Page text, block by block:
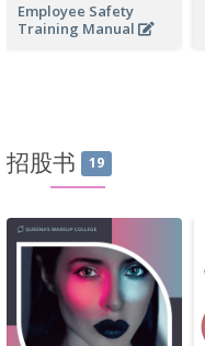
Employee Safety
Training Manual
招股书 19